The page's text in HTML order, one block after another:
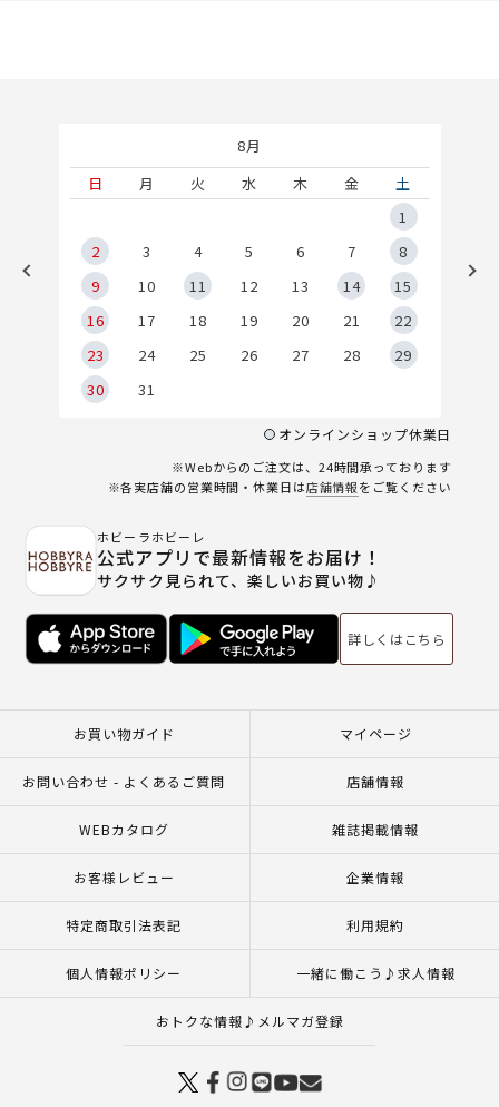
8月
日
月 火 水 木 金
土
1
2
3 4 5 6 7
8
9
10 11 12 13 14
15
16
17 18 19 20 21
22
23
24 25 26 27 28
29
30
31
オンラインショップ休業日
※Webからのご注文は、24時間承っております
※各実店舗の営業時間・休業日は店舗情報をご覧ください
ホビーラホビーレ
公式アプリで最新情報をお届け！
サクサク見られて、楽しいお買い物♪
詳しくはこちら
お買い物ガイド マイページ
お問い合わせ - よくあるご質問 店舗情報
WEBカタログ 雑誌掲載情報
お客様レビュー 企業情報
特定商取引法表記 利用規約
個人情報ポリシー 一緒に働こう♪求人情報
おトクな情報♪メルマガ登録